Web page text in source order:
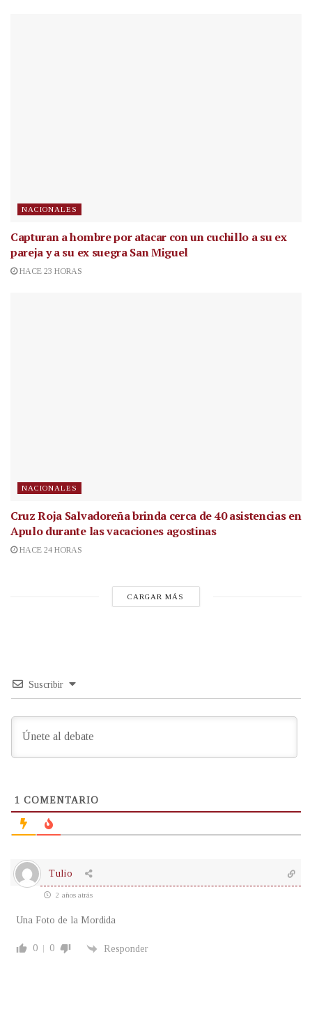
NACIONALES
Capturan a hombre por atacar con un cuchillo a su ex
pareja y a su ex suegra San Miguel
HACE 23 HORAS
NACIONALES
Cruz Roja Salvadoreña brinda cerca de 40 asistencias en
Apulo durante las vacaciones agostinas
HACE 24 HORAS
CARGAR MÁS
Suscribir
1 COMENTARIO
Tulio
2 años atrás
Una Foto de la Mordida
0 0 Responder